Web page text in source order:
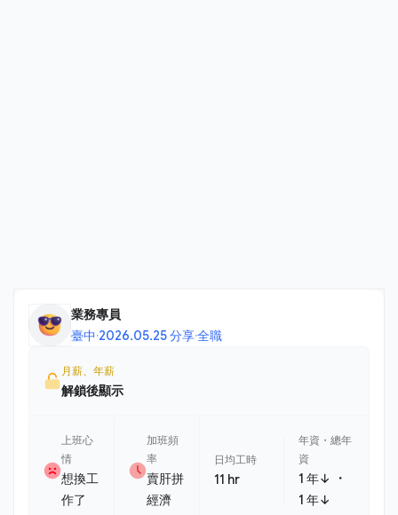
業務專員
臺中·2026.05.25 分享·全職
月薪、年薪
解鎖後顯示
上班心
情
想換工
作了
加班頻
率
賣肝拼
經濟
日均工時
11 hr
年資・總年
資
1 年↓ ・
1 年↓